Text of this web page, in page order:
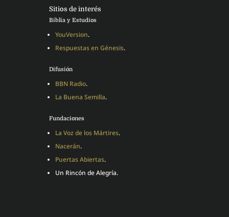
Sitios de interés
Biblia y Estudios
YouVersion.
Respuestas en Génesis.
Difusión
BBN Radio.
La Buena Semilla.
Fundaciones
La Voz de los Mártires.
Nacerán.
Puertas Abiertas.
Un Rincón de Alegría.